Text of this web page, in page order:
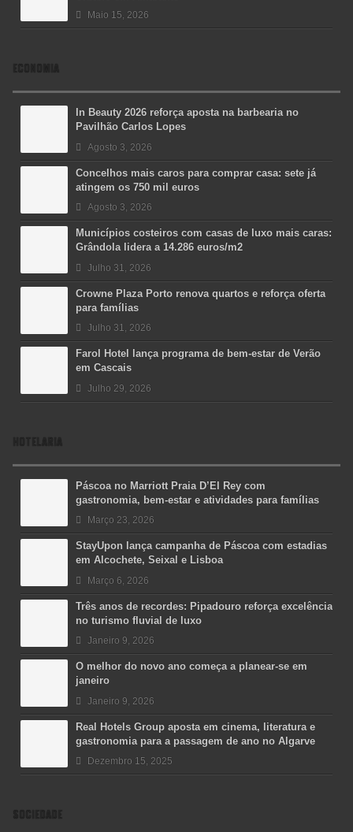
Maio 15, 2026
ECONOMIA
In Beauty 2026 reforça aposta na barbearia no
Pavilhão Carlos Lopes
Agosto 3, 2026
Concelhos mais caros para comprar casa: sete já
atingem os 750 mil euros
Agosto 3, 2026
Municípios costeiros com casas de luxo mais caras:
Grândola lidera a 14.286 euros/m2
Julho 31, 2026
Crowne Plaza Porto renova quartos e reforça oferta
para famílias
Julho 31, 2026
Farol Hotel lança programa de bem-estar de Verão
em Cascais
Julho 29, 2026
HOTELARIA
Páscoa no Marriott Praia D’El Rey com
gastronomia, bem-estar e atividades para famílias
Março 23, 2026
StayUpon lança campanha de Páscoa com estadias
em Alcochete, Seixal e Lisboa
Março 6, 2026
Três anos de recordes: Pipadouro reforça excelência
no turismo fluvial de luxo
Janeiro 9, 2026
O melhor do novo ano começa a planear-se em
janeiro
Janeiro 9, 2026
Real Hotels Group aposta em cinema, literatura e
gastronomia para a passagem de ano no Algarve
Dezembro 15, 2025
SOCIEDADE